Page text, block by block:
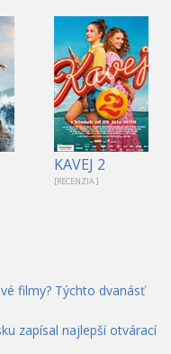
KAVEJ 2
[RECENZIA ]
filmy? Týchto dvanásť
zapísal najlepší otvárací